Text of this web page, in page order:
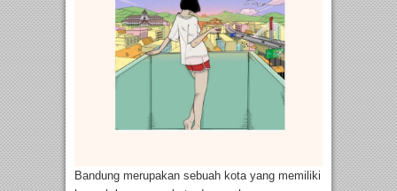
Bandung merupakan sebuah kota yang memiliki